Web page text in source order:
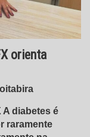
orienta
A diabetes é
raramente